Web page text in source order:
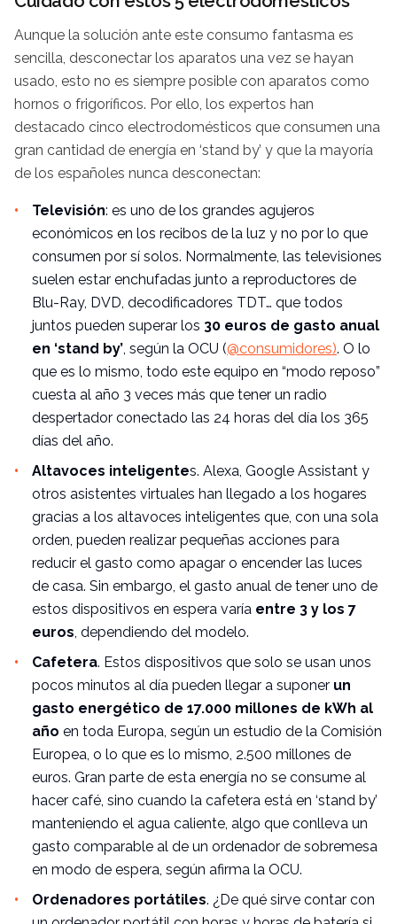
Aunque la solución ante este consumo fantasma es
sencilla, desconectar los aparatos una vez se hayan
usado, esto no es siempre posible con aparatos como
hornos o frigoríficos. Por ello, los expertos han
destacado cinco electrodomésticos que consumen una
gran cantidad de energía en ‘stand by’ y que la mayoría
de los españoles nunca desconectan:
Televisión: es uno de los grandes agujeros
económicos en los recibos de la luz y no por lo que
consumen por sí solos. Normalmente, las televisiones
suelen estar enchufadas junto a reproductores de
Blu-Ray, DVD, decodificadores TDT… que todos
juntos pueden superar los 30 euros de gasto anual
en ‘stand by’ , según la OCU (@consumidores). O lo
que es lo mismo, todo este equipo en “modo reposo”
cuesta al año 3 veces más que tener un radio
despertador conectado las 24 horas del día los 365
días del año.
Altavoces inteligentes. Alexa, Google Assistant y
otros asistentes virtuales han llegado a los hogares
gracias a los altavoces inteligentes que, con una sola
orden, pueden realizar pequeñas acciones para
reducir el gasto como apagar o encender las luces
de casa. Sin embargo, el gasto anual de tener uno de
estos dispositivos en espera varía entre 3 y los 7
euros , dependiendo del modelo.
Cafetera. Estos dispositivos que solo se usan unos
pocos minutos al día pueden llegar a suponer un
gasto energético de 17.000 millones de kWh al
año en toda Europa, según un estudio de la Comisión
Europea, o lo que es lo mismo, 2.500 millones de
euros. Gran parte de esta energía no se consume al
hacer café, sino cuando la cafetera está en ‘stand by’
manteniendo el agua caliente, algo que conlleva un
gasto comparable al de un ordenador de sobremesa
en modo de espera, según afirma la OCU.
Ordenadores portátiles. ¿De qué sirve contar con